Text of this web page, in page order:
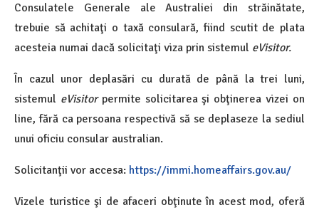
Consulatele Generale ale Australiei din străinătate,
trebuie să achitaţi o taxă consulară, fiind scutit de plata
acesteia numai dacă solicitaţi viza prin sistemul eVisitor.
În cazul unor deplasări cu durată de până la trei luni,
sistemul eVisitorpermite solicitarea şi obţinerea vizei on
line, fără ca persoana respectivă să se deplaseze la sediul
unui oficiu consular australian.
Solicitanţii vor accesa: https://immi.homeaffairs.gov.au/
Vizele turistice şi de afaceri obţinute în acest mod, oferă